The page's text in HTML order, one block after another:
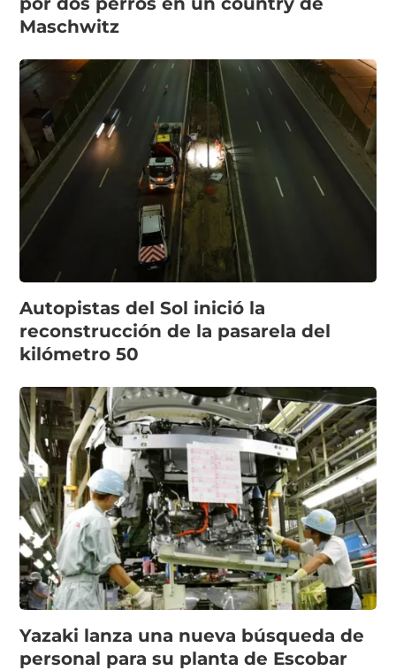
Maschwitz
Autopistas del Sol inició la
reconstrucción de la pasarela del
kilómetro 50
Yazaki lanza una nueva búsqueda de
personal para su planta de Escobar